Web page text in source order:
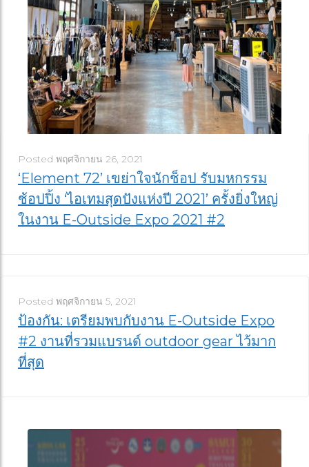
Posted พฤศจิกายน 26, 2021
‘Element 72’ เขย่าใจนักช็อป รับมหกรรม
ช้อปปิ้ง ‘ไอเทมสุดปังแห่งปี 2021’ ครั้งยิ่งใหญ่
ในงาน E-Outside Expo 2021 #2
Posted พฤศจิกายน 5, 2021
ป้องกัน: เตรียมพบกับงาน E-Outside Expo
#2 งานที่รวมแบรนด์ outdoor gear ไว้มาก
ที่สุด